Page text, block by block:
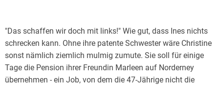
"Das schaffen wir doch mit links!" Wie gut, dass Ines nichts
schrecken kann. Ohne ihre patente Schwester wäre Christine
sonst nämlich ziemlich mulmig zumute. Sie soll für einige
Tage die Pension ihrer Freundin Marleen auf Norderney
übernehmen - ein Job, von dem die 47-Jährige nicht die